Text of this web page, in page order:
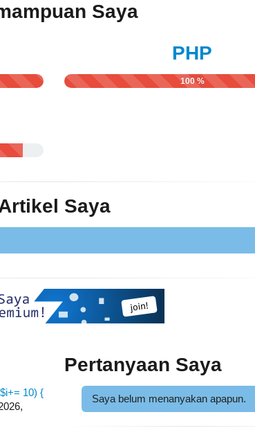
Saya
PHP
100 %
Saya
10) {
Pertanyaan Saya
Saya belum menanyakan apapun.